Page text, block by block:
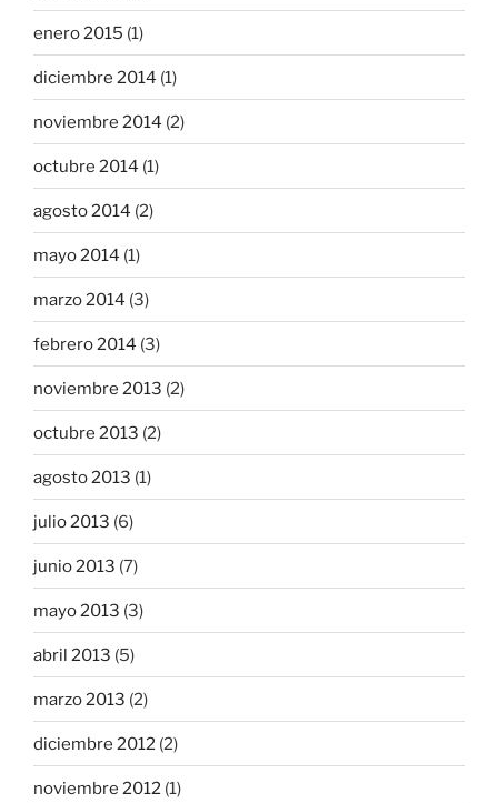
enero 2015 (1)
diciembre 2014 (1)
noviembre 2014 (2)
octubre 2014 (1)
agosto 2014 (2)
mayo 2014 (1)
marzo 2014 (3)
febrero 2014 (3)
noviembre 2013 (2)
octubre 2013 (2)
agosto 2013 (1)
julio 2013 (6)
junio 2013 (7)
mayo 2013 (3)
abril 2013 (5)
marzo 2013 (2)
diciembre 2012 (2)
noviembre 2012 (1)